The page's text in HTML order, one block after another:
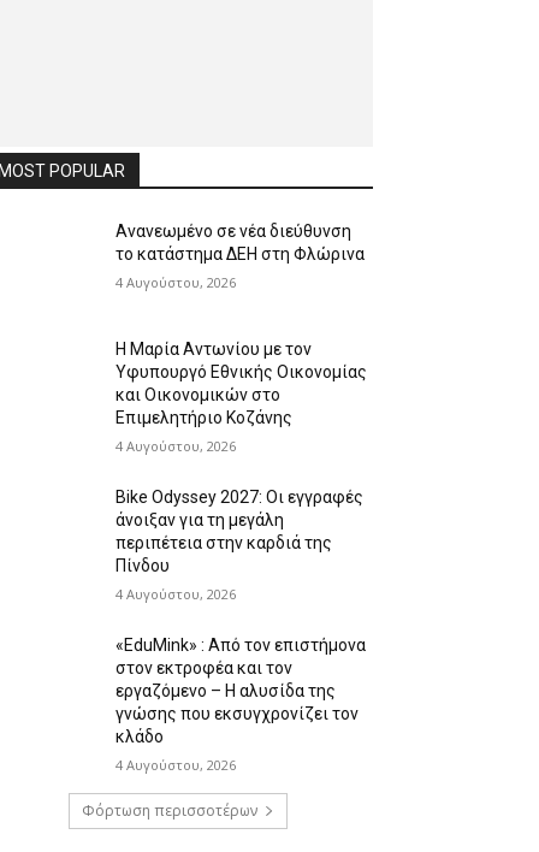
POPULAR
Ανανεωμένο σε νέα διεύθυνση
το κατάστημα ΔΕΗ στη Φλώρινα
4 Αυγούστου, 2026
Η Μαρία Αντωνίου με τον
Υφυπουργό Εθνικής Οικονομίας
και Οικονομικών στο
Επιμελητήριο Κοζάνης
4 Αυγούστου, 2026
Bike Odyssey 2027: Οι εγγραφές
άνοιξαν για τη μεγάλη
περιπέτεια στην καρδιά της
Πίνδου
4 Αυγούστου, 2026
«EduMink» : Από τον επιστήμονα
στον εκτροφέα και τον
εργαζόμενο – Η αλυσίδα της
γνώσης που εκσυγχρονίζει τον
κλάδο
4 Αυγούστου, 2026
Φόρτωση περισσοτέρων